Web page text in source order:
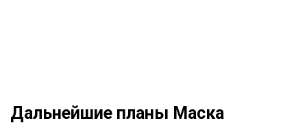
Дальнейшие планы Маска